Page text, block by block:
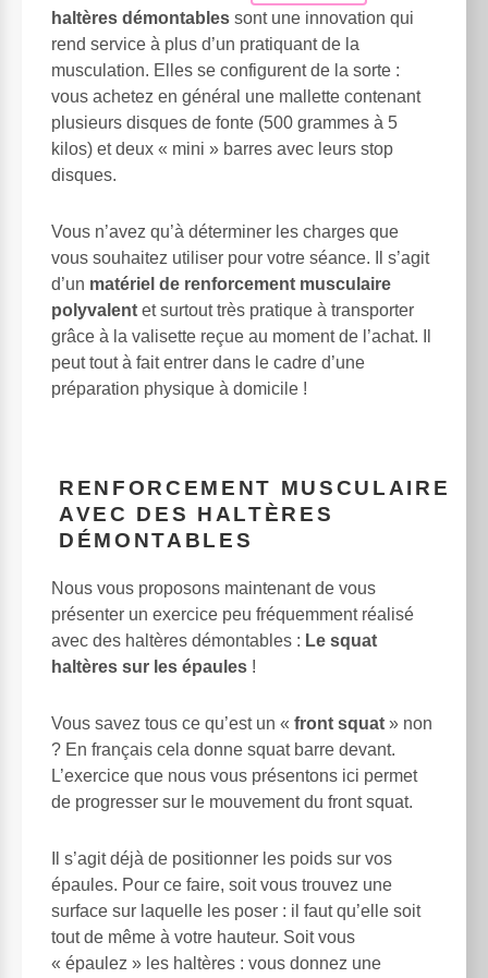
haltères démontables sont une innovation qui
rend service à plus d’un pratiquant de la
musculation. Elles se configurent de la sorte :
vous achetez en général une mallette contenant
plusieurs disques de fonte (500 grammes à 5
kilos) et deux « mini » barres avec leurs stop
disques.
Vous n’avez qu’à déterminer les charges que
vous souhaitez utiliser pour votre séance. Il s’agit
d’un matériel de renforcement musculaire
polyvalent et surtout très pratique à transporter
grâce à la valisette reçue au moment de l’achat. Il
peut tout à fait entrer dans le cadre d’une
préparation physique à domicile !
RENFORCEMENT MUSCULAIRE
AVEC DES HALTÈRES
DÉMONTABLES
Nous vous proposons maintenant de vous
présenter un exercice peu fréquemment réalisé
avec des haltères démontables : Le squat
haltères sur les épaules !
Vous savez tous ce qu’est un « front squat » non
? En français cela donne squat barre devant.
L’exercice que nous vous présentons ici permet
de progresser sur le mouvement du front squat.
Il s’agit déjà de positionner les poids sur vos
épaules. Pour ce faire, soit vous trouvez une
surface sur laquelle les poser : il faut qu’elle soit
tout de même à votre hauteur. Soit vous
« épaulez » les haltères : vous donnez une